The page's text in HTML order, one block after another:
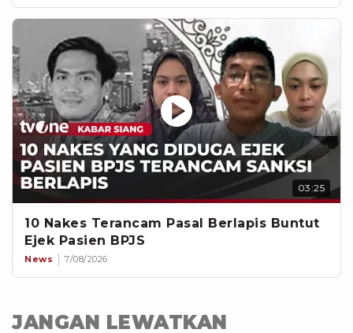
03:25
10 Nakes Terancam Pasal Berlapis Buntut
Ejek Pasien BPJS
News 7/08/2026
JANGAN LEWATKAN